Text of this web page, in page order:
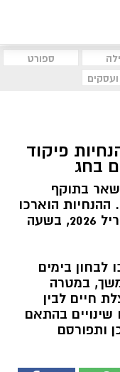
ספורט
פיקוד
בחג
בתוקף
הוארכו
ללא שינוי עד ליום שבת, 4 באפריל 2026, בשעה
לבחון בימים
במטרה
חיים לבין
שינויים בהתאם
ותפורסם